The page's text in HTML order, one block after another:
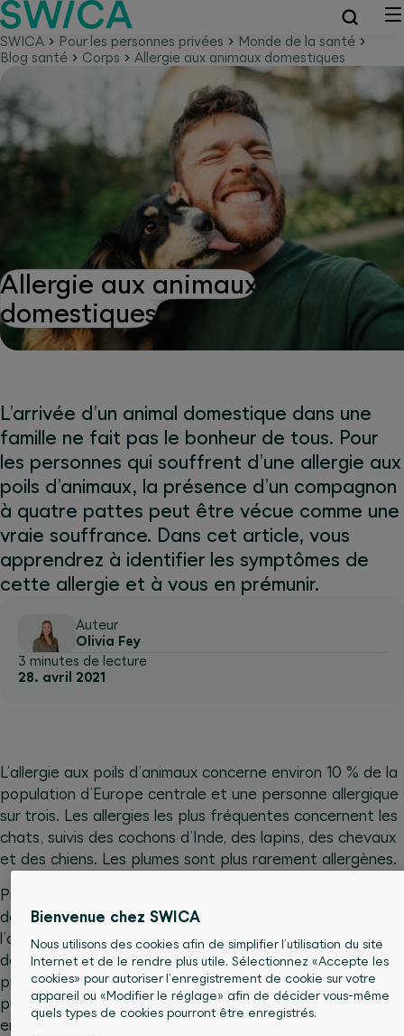
SWICA Pour les personnes privées
Monde de la santé
Blog santé
Corps Allergie aux animaux domestiques
Allergie aux animaux
domestiques
L’arrivée d’un animal domestique dans une
famille ne fait pas le bonheur de tous. Pour
les personnes qui souffrent d’une allergie aux
poils d’animaux, la présence d’un compagnon
à quatre pattes peut être vécue comme une
vraie souffrance. Dans cet article, vous
apprendrez à identifier les symptômes de
cette allergie et à vous en prémunir.
Auteur
Olivia Fey
3 minutes de lecture
28. avril 2021
L’allergie aux poils d’animaux concerne environ 10 % de la
population d’Europe centrale et une personne allergique
sur trois. Les allergies les plus fréquentes concernent les
chats, suivis des cochons d’Inde, des lapins, des chevaux
et des chiens. Les plumes sont plus rarement allergènes.
Pratiquement tous les animaux à pelage peuvent
déclencher une allergie, bien que les poils ne soient pas
l’allergène proprement dit: il s’agit en fait de protéines,
de peaux mortes, de sueur ou d’autres substances
présentes dans le pelage des animaux. La longueur des
poils ou le fait que l’animal en perde beaucoup ne jouent
en revanche aucun rôle.
Bienvenue chez SWICA
Nous utilisons des cookies afin de simplifier l’utilisation du site
Internet et de le rendre plus utile. Sélectionnez «Accepte les
cookies» pour autoriser l’enregistrement de cookie sur votre
appareil ou «Modifier le réglage» afin de décider vous-même
quels types de cookies pourront être enregistrés.